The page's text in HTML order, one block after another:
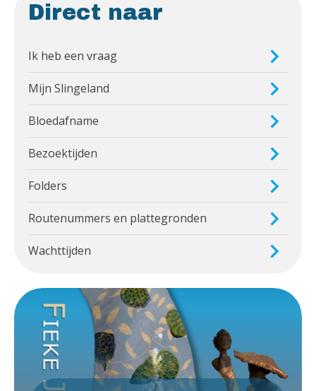
Direct naar
Ik heb een vraag
Mijn Slingeland
Bloedafname
Bezoektijden
Folders
Routenummers en plattegronden
Wachttijden